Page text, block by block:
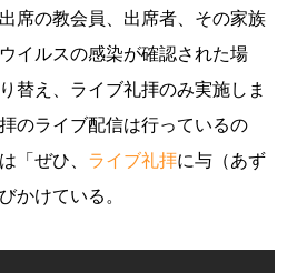
席の教会員、出席者、その家族
イルスの感染が確認された場
替え、ライブ礼拝のみ実施しま
のライブ配信は行っているの
「ぜひ、 ライブ礼拝に与（あず
かけている。